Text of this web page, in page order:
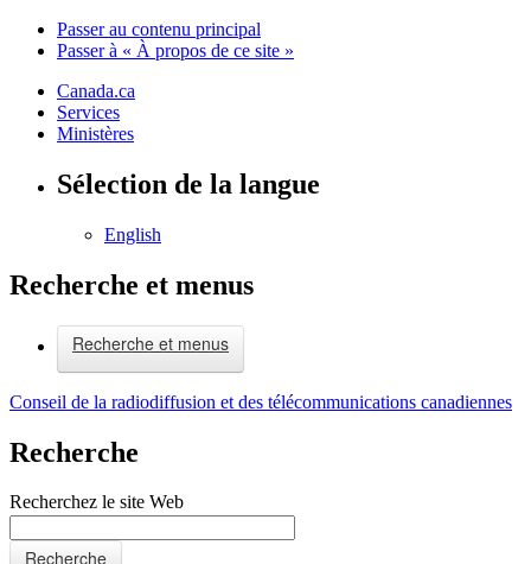
Passer au contenu principal
Passer à « À propos de ce site »
Canada.ca
Services
Ministères
Sélection de la langue
English
Recherche et menus
Recherche et menus
Conseil de la radiodiffusion et des télécommunications canadiennes
Recherche
Recherchez le site Web
Recherche